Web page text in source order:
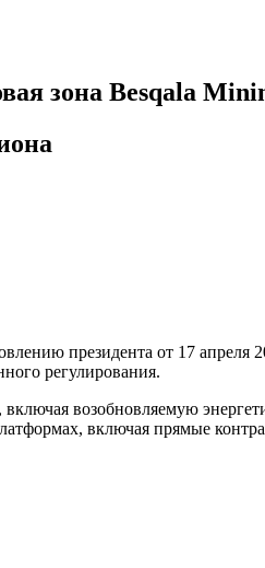
зона Besqala
президента от 17 апреля
регулирования.
возобновляемую
включая прямые